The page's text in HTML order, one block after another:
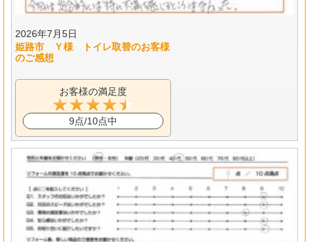
2026年7月5日
姫路市 Ｙ様 トイレ取替のお客様
のご感想
お客様の満足度
9点/10点中